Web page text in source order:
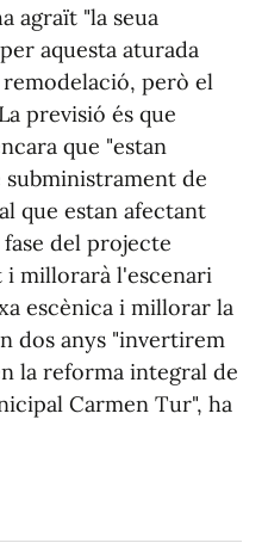
agraït "la seua
aquesta aturada
però el
previsió és que
que "estan
de
que estan afectant
fase del projecte
i millorarà l'escenari
escènica i millorar la
dos anys "invertirem
la reforma integral de
Carmen Tur", ha